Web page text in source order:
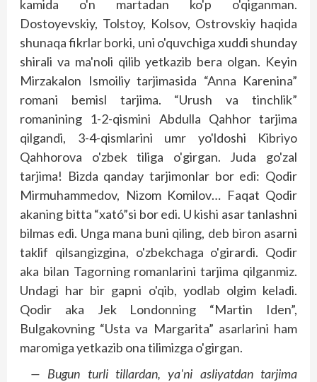
kamida o'n martadan ko'p o'qiganman.
Dostoyevskiy, Tolstoy, Kolsov, Ostrovskiy haqida
shunaqa fikrlar borki, uni o'quvchiga xuddi shunday
shirali va ma'noli qilib yetkazib bera olgan. Keyin
Mirzakalon Ismoi­liy tarjimasida “Anna Karenina”
romani bemisl tarjima. “Urush va tinchlik”
romanining 1-2-qismini Abdulla Qahhor tarjima
qilgandi, 3-4-qismlarini umr yo'ldoshi Kibriyo
Qahhorova o'zbek tiliga o'girgan. Juda go'zal
tarjima! Bizda qanday tarjimonlar bor edi: Qodir
Mirmuhammedov, Nizom Komilov… Faqat Qodir
akaning bitta “xató”si bor edi. U kishi asar tanlashni
bilmas edi. Unga mana buni qiling, deb biron asarni
taklif qilsangizgina, o'zbekchaga o'girardi. Qodir
aka bilan Tagorning romanlarini tarjima qilganmiz.
Undagi har bir gapni o'qib, yodlab olgim keladi.
Qodir aka Jek Londonning “Martin Iden”,
Bulgakovning “Usta va Margarita” asarlarini ham
maromiga yetkazib ona tilimizga o'girgan.
— Bugun turli tillardan, ya'ni asliyatdan tarjima